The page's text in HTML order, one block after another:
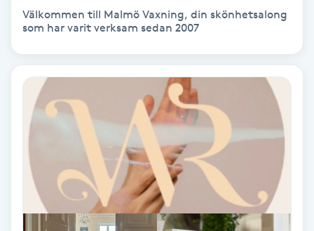
Yin Yoga
Yoga Nidra
Zonterapi
Välkommen till Malmö Vaxning, din skönhetsalong
som har varit verksam sedan 2007